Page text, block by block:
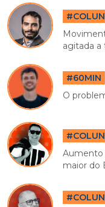
agitada a
#60MIN
O
Aumento
maior do